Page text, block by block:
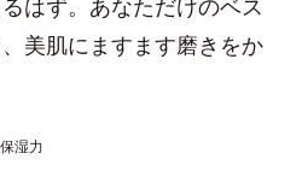
はず。あなただけのベス
美肌にますます磨きをか
湿力